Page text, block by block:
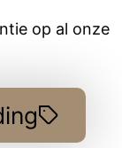
op al onze